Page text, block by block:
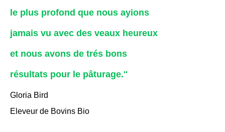
le plus profond que nous ayions
jamais vu avec des veaux heureux
et nous avons de trés bons
résultats pour le pâturage.''
Gloria Bird
Eleveur de Bovins Bio